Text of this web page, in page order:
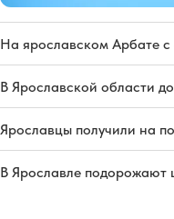
На ярославском Арбате с
В Ярославской области
Ярославцы получили на
В Ярославле подорожают